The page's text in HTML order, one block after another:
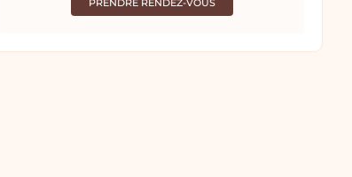
PRENDRE RENDEZ-VOUS